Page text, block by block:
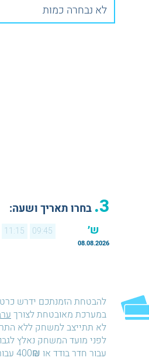
לא נבחרה כמות
3. בחרו תאריך ושעה:
ש׳
08.08.2026
09:45
11:15
להבטחת הזמנתכם ידרש
במערכת מאובטחת לצורך
עבור חדר בודד או 400₪ עבור חדר כפול.